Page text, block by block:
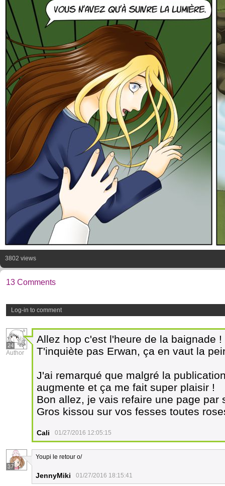
3802 views
13 Comments
Log-in to comment
24
Author
Allez hop c'est l'heure de la baignade !
T'inquiète pas Erwan, ça en vaut la
J'ai remarqué que malgré la
augmente et ça me fait super plaisir !
Bon allez, je vais refaire une page par
Gros kissou sur vos fesses toutes
Cali 01/27/2016 12:05:15
37
Youpi le retour o/
JennyMiki 01/27/2016 18:15:41